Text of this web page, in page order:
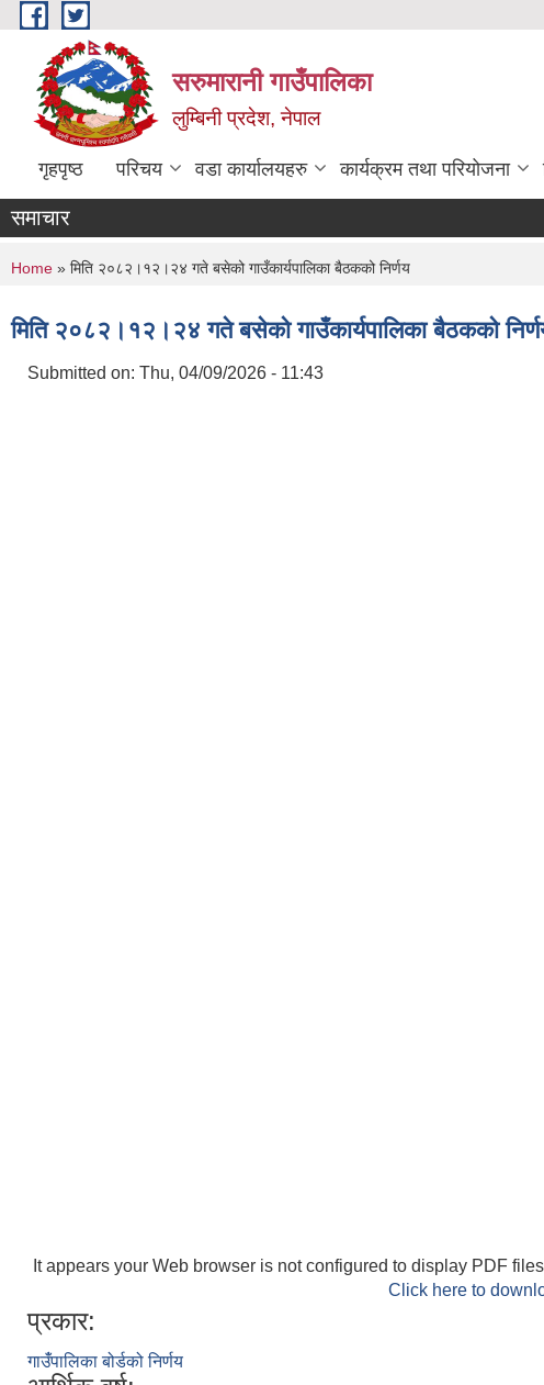
Skip to main content
सरुमारानी गाउँपालिका
लुम्बिनी प्रदेश, नेपाल
गृहपृष्ठ परिचय वडा कार्यालयहरु कार्यक्रम तथा परियोजना
समाचार
You are here
Home » मिति २०८२।१२।२४ गते बसेको गाउँकार्यपालिका बैठकको निर्णय
मिति २०८२।१२।२४ गते बसेको गाउँकार्यपालिका बैठकको
Submitted on: Thu, 04/09/2026 - 11:43
It appears your Web browser is not configured to display PDF
Click here to
प्रकार:
गाउँंपालिका बोर्डको निर्णय